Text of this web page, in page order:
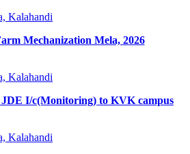
Mechanization Mela, 2026
I/c(Monitoring) to KVK campus